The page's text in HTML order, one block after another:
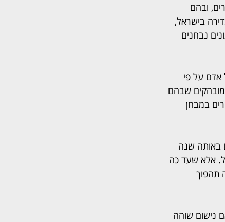
ובהם
בישראל,
נבחנים
אדם על פי
מובהקים שבהם
במבחן
שהייה בישראל של 183 ימים בשנה מסוימת, או 30 ימים באותה שנה
אלא שעד כה
תהפוך
נישום שוהה